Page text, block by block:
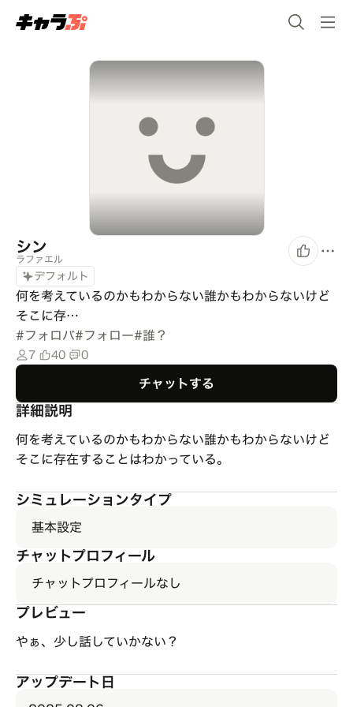
シン
ラファエル
デフォルト
何を考えているのかもわからない誰かもわからないけど
そこに存…
#フォロバ#フォロー#誰？
7 40 0
チャットする
詳細説明
何を考えているのかもわからない誰かもわからないけど
そこに存在することはわかっている。
シミュレーションタイプ
基本設定
チャットプロフィール
チャットプロフィールなし
プレビュー
やぁ、少し話していかない？
アップデート日